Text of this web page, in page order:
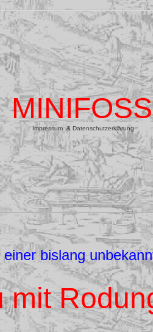
Impressum & Datenschutzerklärung
bislang